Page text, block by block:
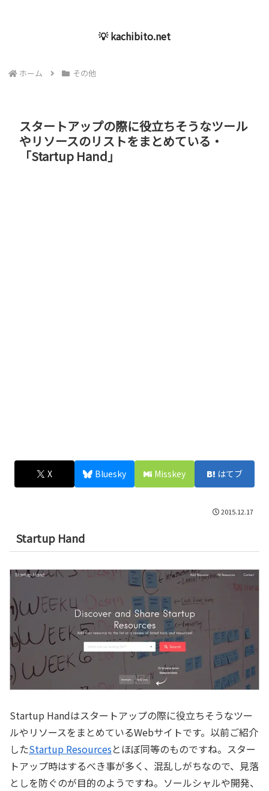
💡 kachibito.net
ホーム その他
スタートアップの際に役立ちそうなツール
やリソースのリストをまとめている・
「Startup Hand」
X Bluesky Misskey はてブ
2015.12.17
Startup Hand
Startup Handはスタートアップの際に役立ちそうなツー
ルやリソースをまとめているWebサイトです。以前ご紹介
したStartup Resourcesとほぼ同等のものですね。スター
トアップ時はするべき事が多く、混乱しがちなので、見落
としを防ぐのが目的のようですね。ソールシャルや開発、